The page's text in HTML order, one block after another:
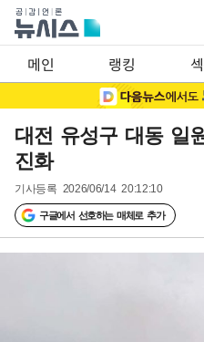
메인 랭킹
대전 유성구 대동 일
진화
기사등록 2026/06/14 20:12:10
구글에서 선호하는 매체로 추가